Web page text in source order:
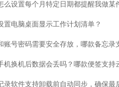
么设置每个月特定日期都提醒我做某
置电脑桌面显示工作计划清单？